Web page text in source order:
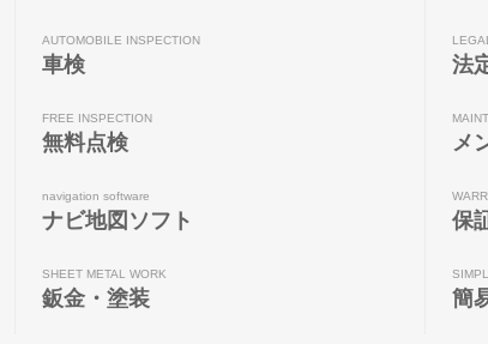
AUTOMOBILE INSPECTION
車検 法
FREE INSPECTION
無料点検 メ
navigation software
ナビ地図ソフト 保
SHEET METAL WORK
鈑金・塗装 簡